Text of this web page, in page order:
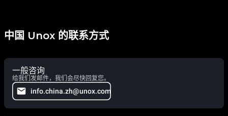
中国 Unox 的联系方式
一般咨询
给我们发邮件，我们会尽快回复您。
info.china.zh@unox.com